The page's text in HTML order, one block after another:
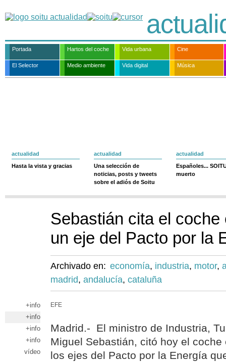
Portada Hartos del coche Vida urbana Cine
El Selector Medio ambiente Vida digital Música
actualidad
Hasta la vista y gracias
actualidad
Una selección de
noticias, posts y tweets
sobre el adiós de Soitu
actualidad
Españoles...
muerto
Sebastián cita el
un eje del Pacto por la
Archivado en: economía, industria, motor,
madrid, andalucía, cataluña
+info
+info
+info
+info
vídeo
EFE
Madrid.- El ministro de Industria,
Miguel Sebastián, citó hoy el
los ejes del Pacto por la Energía